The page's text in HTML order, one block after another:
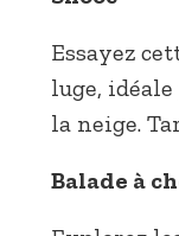
Essayez
luge,
la neige.
Balade à